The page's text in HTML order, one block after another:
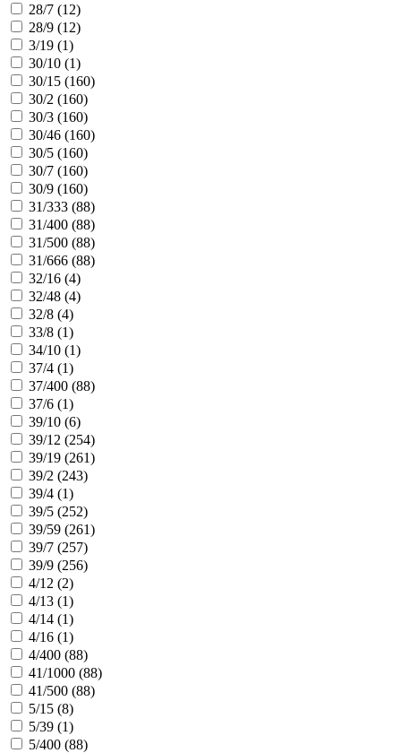
28/7 (12)
28/9 (12)
3/19 (1)
30/10 (1)
30/15 (160)
30/2 (160)
30/3 (160)
30/46 (160)
30/5 (160)
30/7 (160)
30/9 (160)
31/333 (88)
31/400 (88)
31/500 (88)
31/666 (88)
32/16 (4)
32/48 (4)
32/8 (4)
33/8 (1)
34/10 (1)
37/4 (1)
37/400 (88)
37/6 (1)
39/10 (6)
39/12 (254)
39/19 (261)
39/2 (243)
39/4 (1)
39/5 (252)
39/59 (261)
39/7 (257)
39/9 (256)
4/12 (2)
4/13 (1)
4/14 (1)
4/16 (1)
4/400 (88)
41/1000 (88)
41/500 (88)
5/15 (8)
5/39 (1)
5/400 (88)